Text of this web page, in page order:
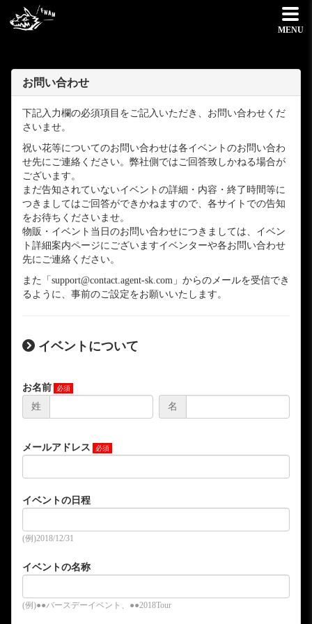
MENU
お問い合わせ
下記入力欄の必須項目をご記入いただき、お問い合わせくだ
さいませ。
祝い花等についてのお問い合わせは各イベントのお問い合わ
せ先にご連絡ください。弊社側ではご回答致しかねる場合が
ございます。
まだ告知されていないイベントの詳細・内容・終了時間等に
つきましてはご回答ができかねますので、各サイトでの告知
をお待ちくださいませ。
物販・イベント当日のお問い合わせにつきましては、イベン
ト詳細案内ページにございますイベンターや各お問い合わせ
先にご連絡ください。
また「support@contact.agent-sk.com」からのメールを受信でき
るように、事前のご設定をお願いいたします。
イベントについて
お名前
姓
名
メールアドレス
イベントの日程
(例)2018/12/31
イベントの名称
(例)●●バースデーイベント、●●2018Tour